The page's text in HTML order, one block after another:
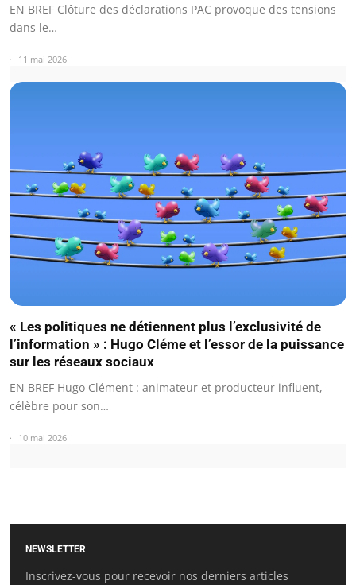
EN BREF Clôture des déclarations PAC provoque des tensions
dans le…
11 mai 2026
« Les politiques ne détiennent plus l’exclusivité de
l’information » : Hugo Cléme et l’essor de la puissance
sur les réseaux sociaux
EN BREF Hugo Clément : animateur et producteur influent,
célèbre pour son…
10 mai 2026
NEWSLETTER
Inscrivez-vous pour recevoir nos derniers articles